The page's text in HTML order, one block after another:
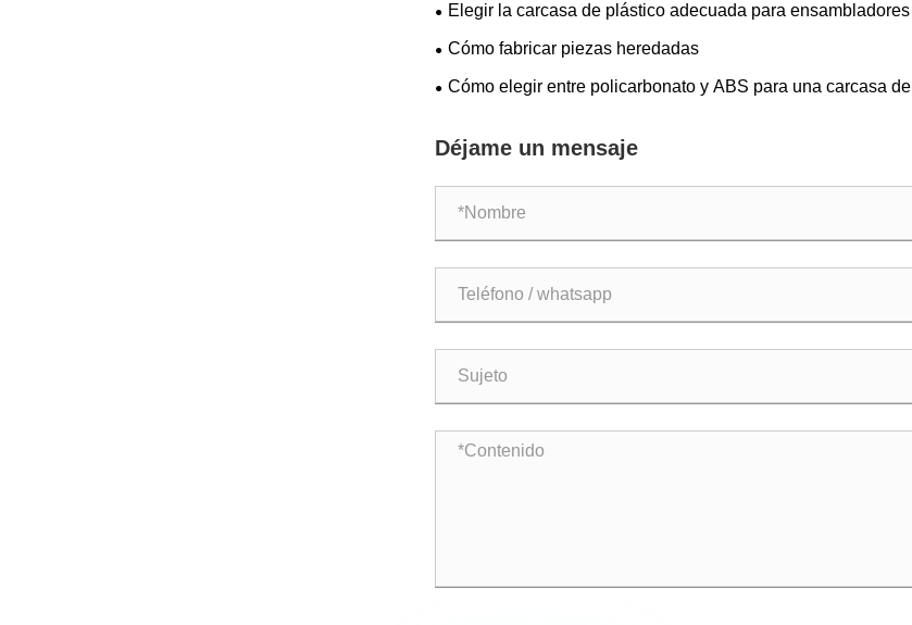
Elegir la carcasa de plástico adecuada para ensambladores
electrónicos
Cómo fabricar piezas heredadas
Cómo elegir entre policarbonato y ABS para una carcasa de
Déjame un mensaje